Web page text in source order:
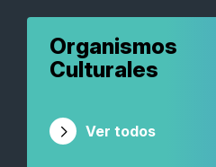
Organismos
Culturales
Ver todos